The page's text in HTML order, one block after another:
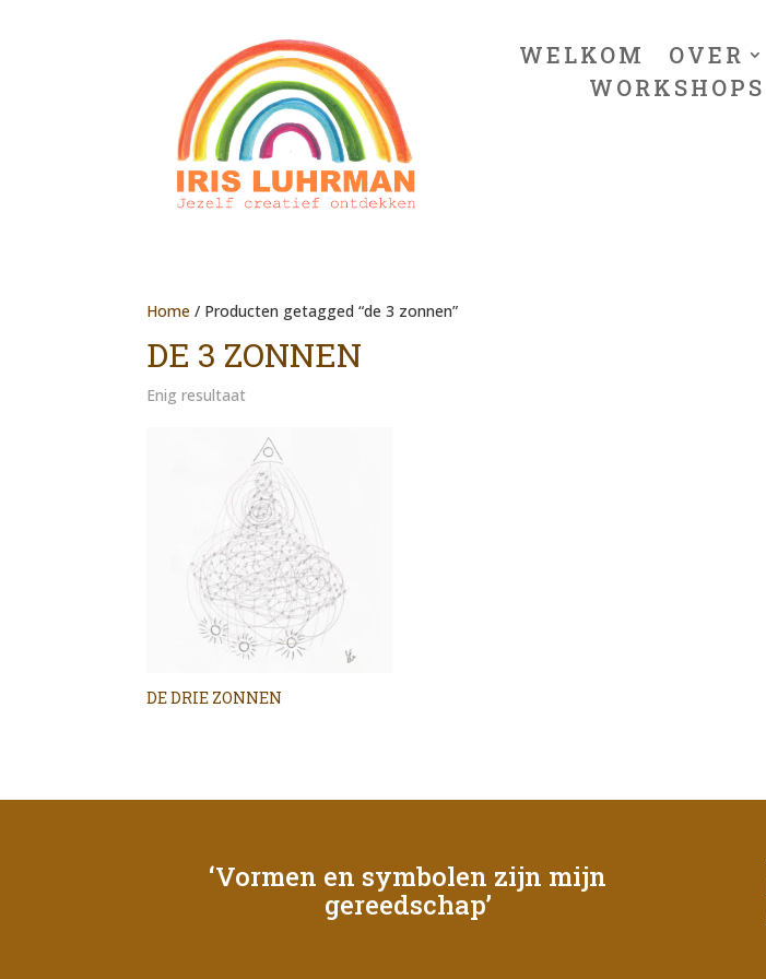
WELKOM OVER
WORKSHOPS
Home / Producten getagged “de 3 zonnen”
DE 3 ZONNEN
Enig resultaat
DE DRIE ZONNEN
‘Vormen en symbolen zijn mijn
gereedschap’